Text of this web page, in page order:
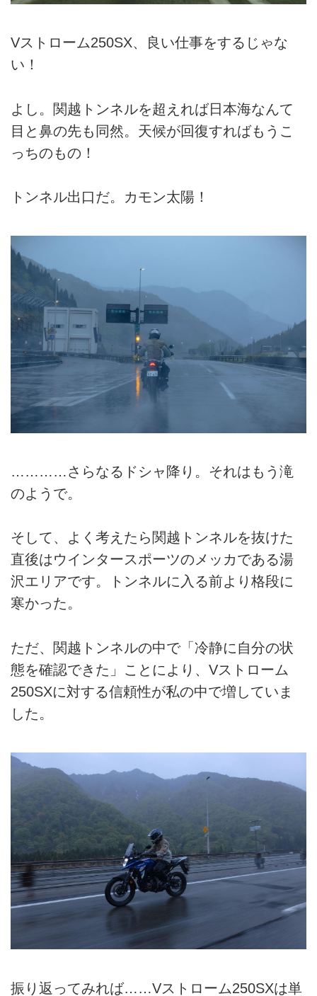
Vストローム250SX、良い仕事をするじゃな
い！
よし。関越トンネルを超えれば日本海なんて
目と鼻の先も同然。天候が回復すればもうこ
っちのもの！
トンネル出口だ。カモン太陽！
…………さらなるドシャ降り。それはもう滝
のようで。
そして、よく考えたら関越トンネルを抜けた
直後はウインタースポーツのメッカである湯
沢エリアです。トンネルに入る前より格段に
寒かった。
ただ、関越トンネルの中で「冷静に自分の状
態を確認できた」ことにより、Vストローム
250SXに対する信頼性が私の中で増していま
した。
振り返ってみれば……Vストローム250SXは単